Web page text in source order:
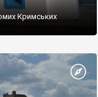
Кримських